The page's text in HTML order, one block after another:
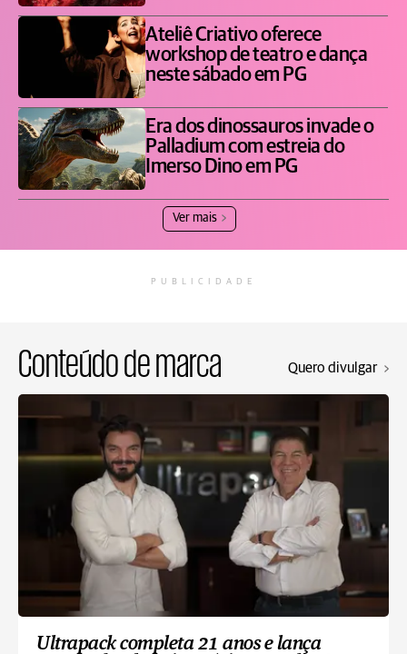
Ateliê Criativo oferece
workshop de teatro e dança
neste sábado em PG
Era dos dinossauros invade o
Palladium com estreia do
Imerso Dino em PG
Ver mais
PUBLICIDADE
Conteúdo de marca Quero divulgar
Ultrapack completa 21 anos e lança